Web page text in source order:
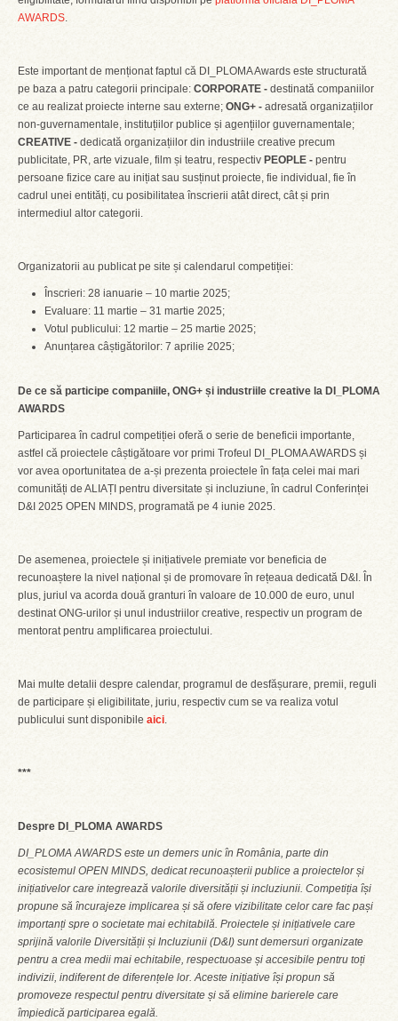
AWARDS.
Este important de menționat faptul că DI_PLOMA Awards este structurată
pe baza a patru categorii principale: CORPORATE - destinată companiilor
ce au realizat proiecte interne sau externe; ONG+ - adresată organizațiilor
non-guvernamentale, instituțiilor publice și agențiilor guvernamentale;
CREATIVE - dedicată organizațiilor din industriile creative precum
publicitate, PR, arte vizuale, film și teatru, respectiv PEOPLE - pentru
persoane fizice care au inițiat sau susținut proiecte, fie individual, fie în
cadrul unei entități, cu posibilitatea înscrierii atât direct, cât și prin
intermediul altor categorii.
Organizatorii au publicat pe site și calendarul competiției:
Înscrieri: 28 ianuarie – 10 martie 2025;
Evaluare: 11 martie – 31 martie 2025;
Votul publicului: 12 martie – 25 martie 2025;
Anunțarea câștigătorilor: 7 aprilie 2025;
De ce să participe companiile, ONG+ și industriile creative la DI_PLOMA
AWARDS
Participarea în cadrul competiției oferă o serie de beneficii importante,
astfel că proiectele câștigătoare vor primi Trofeul DI_PLOMA AWARDS și
vor avea oportunitatea de a-și prezenta proiectele în fața celei mai mari
comunități de ALIAȚI pentru diversitate și incluziune, în cadrul Conferinței
D&I 2025 OPEN MINDS, programată pe 4 iunie 2025.
De asemenea, proiectele și inițiativele premiate vor beneficia de
recunoaștere la nivel național și de promovare în rețeaua dedicată D&I. În
plus, juriul va acorda două granturi în valoare de 10.000 de euro, unul
destinat ONG-urilor și unul industriilor creative, respectiv un program de
mentorat pentru amplificarea proiectului.
Mai multe detalii despre calendar, programul de desfășurare, premii, reguli
de participare și eligibilitate, juriu, respectiv cum se va realiza votul
publicului sunt disponibile aici.
***
Despre DI_PLOMA AWARDS
DI_PLOMA AWARDS este un demers unic în România, parte din
ecosistemul OPEN MINDS, dedicat recunoașterii publice a proiectelor și
inițiativelor care integrează valorile diversității și incluziunii. Competiția își
propune să încurajeze implicarea și să ofere vizibilitate celor care fac pași
importanți spre o societate mai echitabilă. Proiectele și inițiativele care
sprijină valorile Diversității și Incluziunii (D&I) sunt demersuri organizate
pentru a crea medii mai echitabile, respectuoase și accesibile pentru toți
indivizii, indiferent de diferențele lor. Aceste inițiative își propun să
promoveze respectul pentru diversitate și să elimine barierele care
împiedică participarea egală.